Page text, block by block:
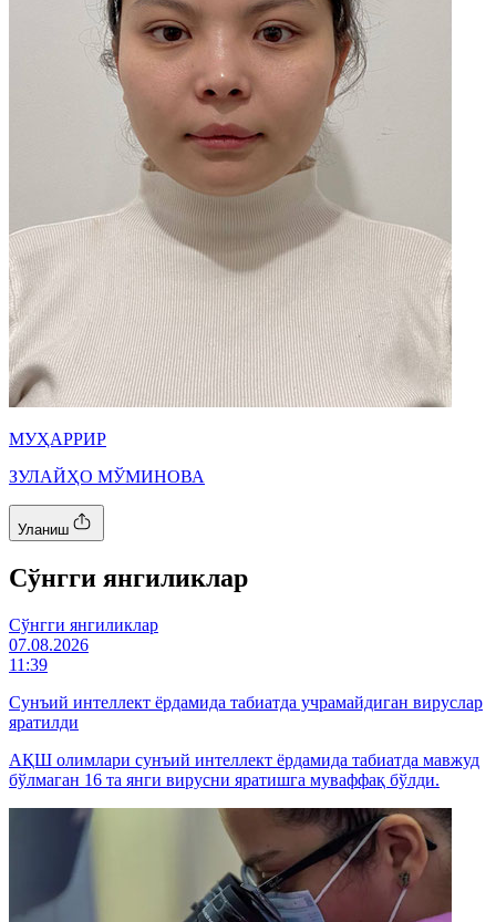
МУҲАРРИР
ЗУЛАЙҲО МЎМИНОВА
Уланиш
Cўнгги янгиликлар
Cўнгги янгиликлар
07.08.2026
11:39
Сунъий интеллект ёрдамида табиатда учрамайдиган вируслар
яратилди
АҚШ олимлари сунъий интеллект ёрдамида табиатда мавжуд
бўлмаган 16 та янги вирусни яратишга муваффақ бўлди.